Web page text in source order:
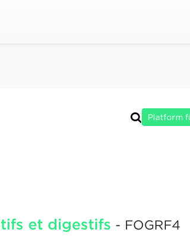
Platform
et digestifs - FOGRF4